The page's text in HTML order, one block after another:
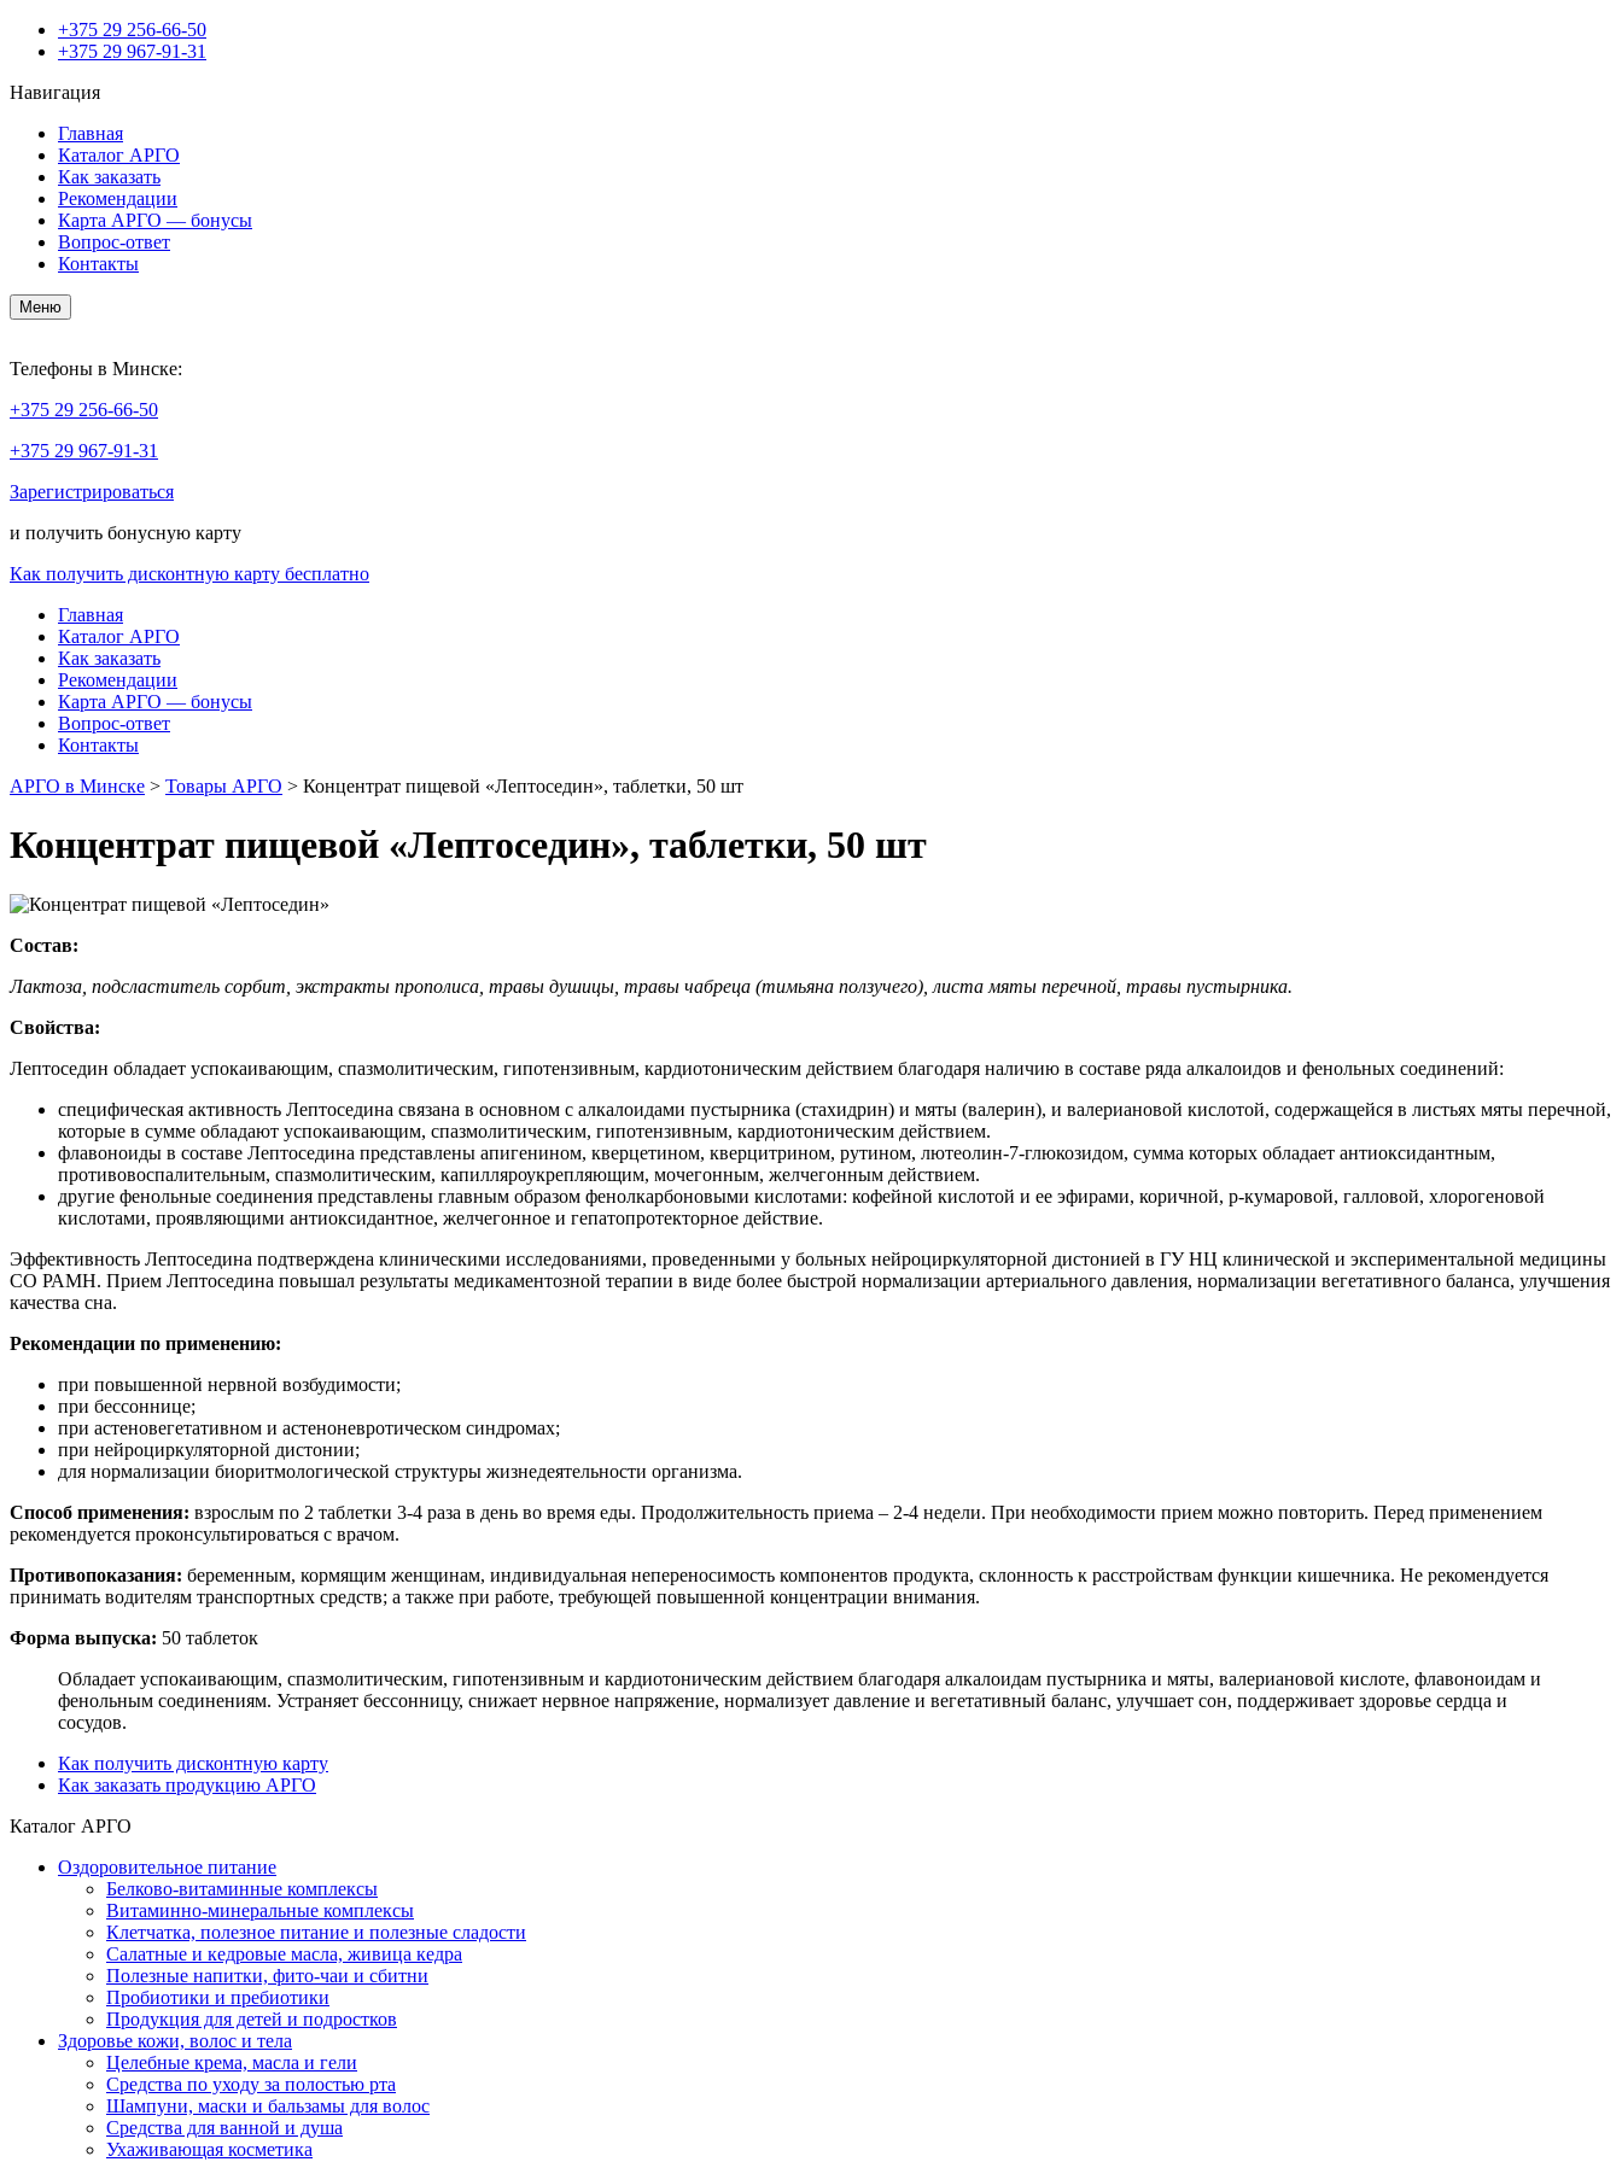
+375 29 256-66-50
+375 29 967-91-31
Навигация
Главная
Каталог АРГО
Как заказать
Рекомендации
Карта АРГО — бонусы
Вопрос-ответ
Контакты
Меню
Телефоны в Минске:
+375 29 256-66-50
+375 29 967-91-31
Зарегистрироваться
и получить бонусную карту
Как получить дисконтную карту бесплатно
Главная
Каталог АРГО
Как заказать
Рекомендации
Карта АРГО — бонусы
Вопрос-ответ
Контакты
АРГО в Минске > Товары АРГО > Концентрат пищевой «Лептоседин», таблетки, 50 шт
Концентрат пищевой «Лептоседин», таблетки, 50 шт
Состав:
Лактоза, подсластитель сорбит, экстракты прополиса, травы душицы, травы чабреца (тимьяна ползучего), листа мяты перечной, травы пустырника.
Свойства:
Лептоседин обладает успокаивающим, спазмолитическим, гипотензивным, кардиотоническим действием благодаря наличию в составе ряда алкалоидов и фенольных соединений:
специфическая активность Лептоседина связана в основном с алкалоидами пустырника (стахидрин) и мяты (валерин), и валериановой кислотой, содержащейся в листьях мяты перечной,
которые в сумме обладают успокаивающим, спазмолитическим, гипотензивным, кардиотоническим действием.
флавоноиды в составе Лептоседина представлены апигенином, кверцетином, кверцитрином, рутином, лютеолин-7-глюкозидом, сумма которых обладает антиоксидантным,
противовоспалительным, спазмолитическим, капилляроукрепляющим, мочегонным, желчегонным действием.
другие фенольные соединения представлены главным образом фенолкарбоновыми кислотами: кофейной кислотой и ее эфирами, коричной, р-кумаровой, галловой, хлорогеновой
кислотами, проявляющими антиоксидантное, желчегонное и гепатопротекторное действие.
Эффективность Лептоседина подтверждена клиническими исследованиями, проведенными у больных нейроциркуляторной дистонией в ГУ НЦ клинической и экспериментальной медицины
СО РАМН. Прием Лептоседина повышал результаты медикаментозной терапии в виде более быстрой нормализации артериального давления, нормализации вегетативного баланса, улучшения
качества сна.
Рекомендации по применению:
при повышенной нервной возбудимости;
при бессоннице;
при астеновегетативном и астеноневротическом синдромах;
при нейроциркуляторной дистонии;
для нормализации биоритмологической структуры жизнедеятельности организма.
Способ применения: взрослым по 2 таблетки 3-4 раза в день во время еды. Продолжительность приема – 2-4 недели. При необходимости прием можно повторить. Перед применением
рекомендуется проконсультироваться с врачом.
Противопоказания: беременным, кормящим женщинам, индивидуальная непереносимость компонентов продукта, склонность к расстройствам функции кишечника. Не рекомендуется
принимать водителям транспортных средств; а также при работе, требующей повышенной концентрации внимания.
Форма выпуска: 50 таблеток
Обладает успокаивающим, спазмолитическим, гипотензивным и кардиотоническим действием благодаря алкалоидам пустырника и мяты, валериановой кислоте, флавоноидам и
фенольным соединениям. Устраняет бессонницу, снижает нервное напряжение, нормализует давление и вегетативный баланс, улучшает сон, поддерживает здоровье сердца и
сосудов.
Как получить дисконтную карту
Как заказать продукцию АРГО
Каталог АРГО
Оздоровительное питание
Белково-витаминные комплексы
Витаминно-минеральные комплексы
Клетчатка, полезное питание и полезные сладости
Салатные и кедровые масла, живица кедра
Полезные напитки, фито-чаи и сбитни
Пробиотики и пребиотики
Продукция для детей и подростков
Здоровье кожи, волос и тела
Целебные крема, масла и гели
Средства по уходу за полостью рта
Шампуни, маски и бальзамы для волос
Средства для ванной и душа
Ухаживающая косметика